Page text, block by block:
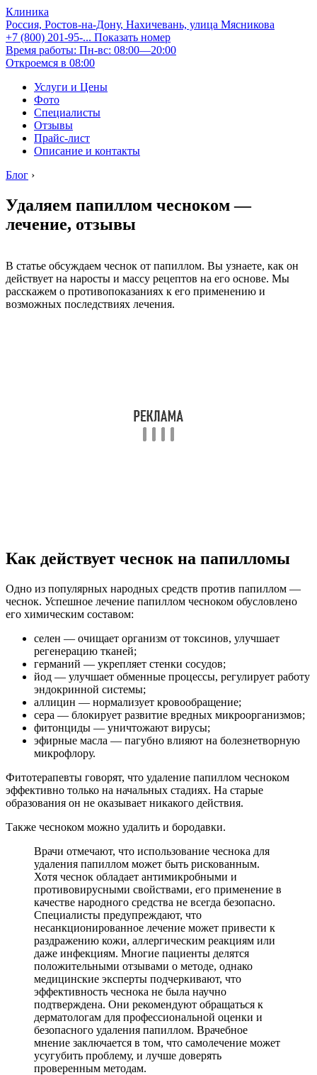
Клиника
Россия, Ростов-на-Дону, Нахичевань, улица Мясникова
+7 (800) 201-95-... Показать номер
Время работы: Пн-вс: 08:00—20:00
Откроемся в 08:00
Услуги и Цены
Фото
Специалисты
Отзывы
Прайс-лист
Описание и контакты
Блог ›
Удаляем папиллом чесноком —
лечение, отзывы
В статье обсуждаем чеснок от папиллом. Вы узнаете, как он
действует на наросты и массу рецептов на его основе. Мы
расскажем о противопоказаниях к его применению и
возможных последствиях лечения.
Как действует чеснок на папилломы
Одно из популярных народных средств против папиллом —
чеснок. Успешное лечение папиллом чесноком обусловлено
его химическим составом:
селен — очищает организм от токсинов, улучшает
регенерацию тканей;
германий — укрепляет стенки сосудов;
йод — улучшает обменные процессы, регулирует работу
эндокринной системы;
аллицин — нормализует кровообращение;
сера — блокирует развитие вредных микроорганизмов;
фитонциды — уничтожают вирусы;
эфирные масла — пагубно влияют на болезнетворную
микрофлору.
Фитотерапевты говорят, что удаление папиллом чесноком
эффективно только на начальных стадиях. На старые
образования он не оказывает никакого действия.
Также чесноком можно удалить и бородавки.
Врачи отмечают, что использование чеснока для
удаления папиллом может быть рискованным.
Хотя чеснок обладает антимикробными и
противовирусными свойствами, его применение в
качестве народного средства не всегда безопасно.
Специалисты предупреждают, что
несанкционированное лечение может привести к
раздражению кожи, аллергическим реакциям или
даже инфекциям. Многие пациенты делятся
положительными отзывами о методе, однако
медицинские эксперты подчеркивают, что
эффективность чеснока не была научно
подтверждена. Они рекомендуют обращаться к
дерматологам для профессиональной оценки и
безопасного удаления папиллом. Врачебное
мнение заключается в том, что самолечение может
усугубить проблему, и лучше доверять
проверенным методам.